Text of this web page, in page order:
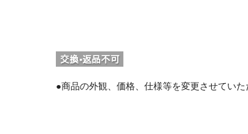
●商品の外観、価格、仕様等を変更させてい